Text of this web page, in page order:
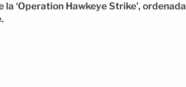
‘Operation Hawkeye Strike’, ordenada